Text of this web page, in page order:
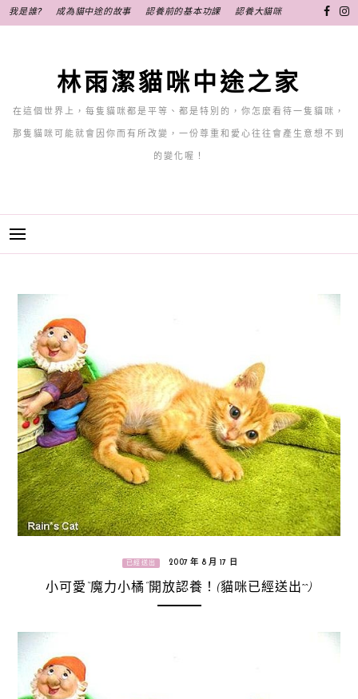
至
我是誰? 成為貓中途的故事 認養前的基本功課 認養大貓咪
林雨潔貓咪中途之家
在這個世界上，每隻貓咪都是平等、都是特別的，你怎麼看待一隻貓咪，
那隻貓咪可能就會因你而有所改變，一份尊重和愛心往往會產生意想不到
的變化喔！
已經送出 2007 年 8 月 17 日
小可愛“魔力小橘”開放認養！(貓咪已經送出^^)